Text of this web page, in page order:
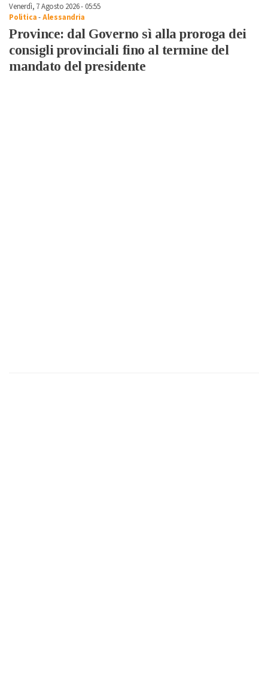
Venerdì, 7 Agosto 2026 - 05:55
Politica-Alessandria
Province: dal Governo sì alla proroga dei
consigli provinciali fino al termine del
mandato del presidente